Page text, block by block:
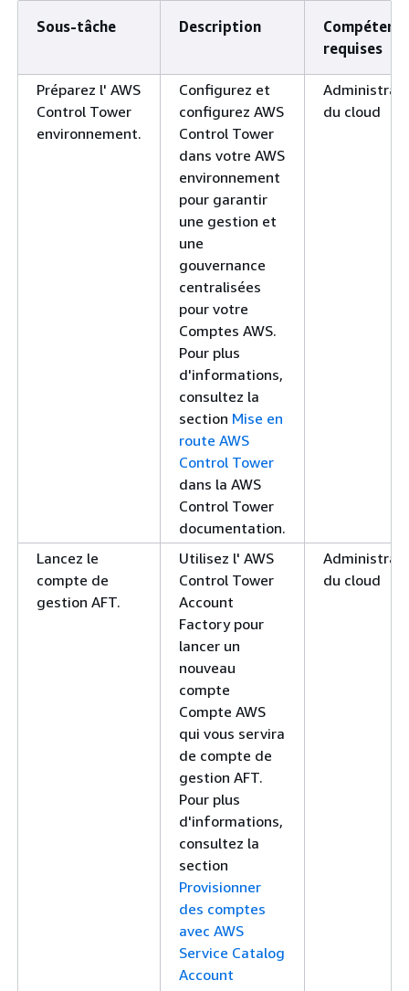
Sous-tâche Description
requises
Préparez l' AWS
Control Tower
environnement.
Configurez et
configurez AWS
Control Tower
dans votre AWS
environnement
pour garantir
une gestion et
une
gouvernance
centralisées
pour votre
Comptes AWS.
Pour plus
d'informations,
consultez la
section Mise en
route AWS
Control Tower
dans la AWS
Control Tower
documentation.
du cloud
Lancez le
compte de
gestion AFT.
Utilisez l' AWS
Control Tower
Account
Factory pour
lancer un
nouveau
compte
Compte AWS
qui vous servira
de compte de
gestion AFT.
Pour plus
d'informations,
consultez la
section
Provisionner
des comptes
avec AWS
Service Catalog
Account
du cloud